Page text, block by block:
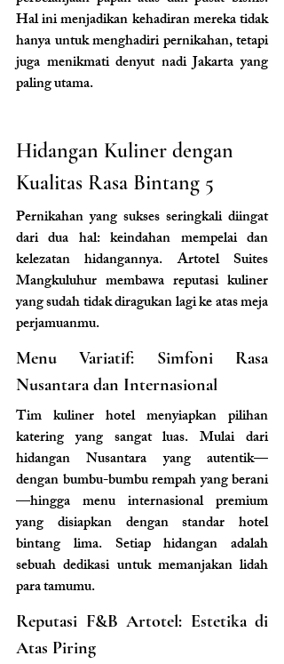
Hal ini menjadikan kehadiran mereka tidak
hanya untuk menghadiri pernikahan, tetapi
juga menikmati denyut nadi Jakarta yang
paling utama.
Hidangan Kuliner dengan
Kualitas Rasa Bintang 5
Pernikahan yang sukses seringkali diingat
dari dua hal: keindahan mempelai dan
kelezatan hidangannya. Artotel Suites
Mangkuluhur membawa reputasi kuliner
yang sudah tidak diragukan lagi ke atas meja
perjamuanmu.
Menu Variatif: Simfoni Rasa
Nusantara dan Internasional
Tim kuliner hotel menyiapkan pilihan
katering yang sangat luas. Mulai dari
hidangan Nusantara yang autentik—
dengan bumbu-bumbu rempah yang berani
—hingga menu internasional premium
yang disiapkan dengan standar hotel
bintang lima. Setiap hidangan adalah
sebuah dedikasi untuk memanjakan lidah
para tamumu.
Reputasi F&B Artotel: Estetika di
Atas Piring